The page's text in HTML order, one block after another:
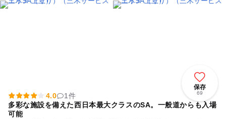
保存
69
4.0
1件
多彩な施設を備えた西日本最大クラスのSA。一般道からも入場
可能